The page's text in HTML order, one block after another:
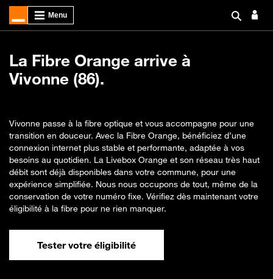
La Fibre Orange arrive à
Vivonne (86).
Vivonne passe à la fibre optique et vous accompagne pour une
transition en douceur. Avec la Fibre Orange, bénéficiez d’une
connexion internet plus stable et performante, adaptée à vos
besoins au quotidien. La Livebox Orange et son réseau très haut
débit sont déjà disponibles dans votre commune, pour une
expérience simplifiée. Nous nous occupons de tout, même de la
conservation de votre numéro fixe. Vérifiez dès maintenant votre
éligibilité à la fibre pour ne rien manquer.
Tester votre éligibilité